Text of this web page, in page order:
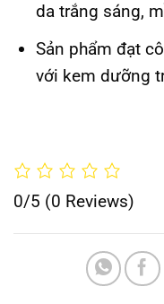
da trắng sáng,
Sản phẩm đạt
với kem dưỡng
0/5 (0 Reviews)